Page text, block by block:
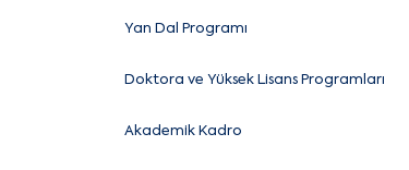
Yan Dal Programı
Doktora ve Yüksek Lisans Programları
Akademik Kadro